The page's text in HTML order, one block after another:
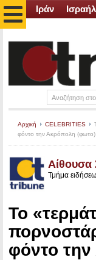
Ιράν Ισραήλ
Αρχική CELEBRITIES
φόντο την Ακρόπολη (φωτο)
Αίθουσα
Τμήμα
Το
φόντο